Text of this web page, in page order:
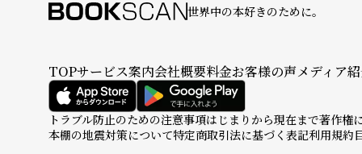
世界中の本好きのために。
TOPサービス案内会社概要料金お客様の声メディア
トラブル防止のための注意事項はじまりから現在まで著作権
本棚の地震対策について特定商取引法に基づく表記利用規約